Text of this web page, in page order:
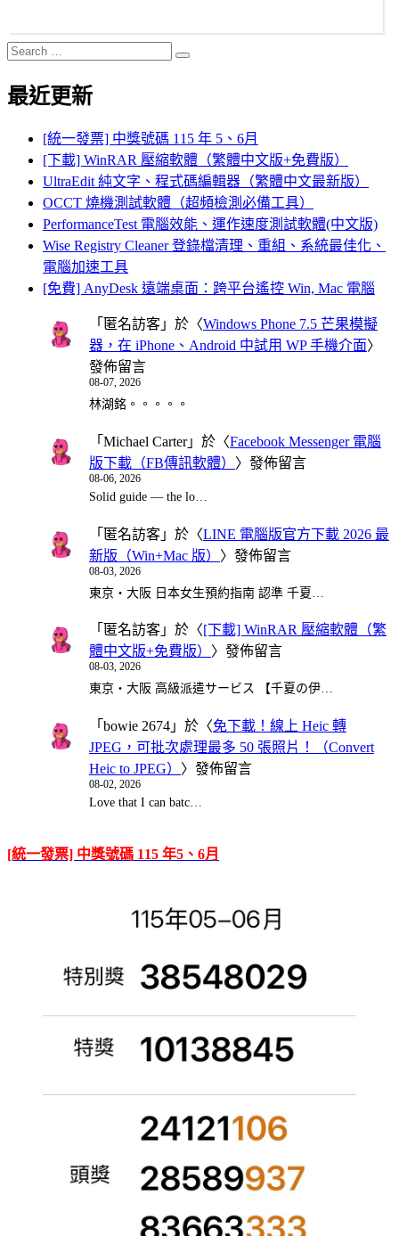
Search
for:
Search
最近更新
[統一發票] 中獎號碼 115 年 5、6月
[下載] WinRAR 壓縮軟體（繁體中文版+免費版）
UltraEdit 純文字、程式碼編輯器（繁體中文最新版）
OCCT 燒機測試軟體（超頻檢測必備工具）
PerformanceTest 電腦效能、運作速度測試軟體(中文版)
Wise Registry Cleaner 登錄檔清理、重組、系統最佳化、
電腦加速工具
[免費] AnyDesk 遠端桌面：跨平台遙控 Win, Mac 電腦
「 匿名訪客 」於〈Windows Phone 7.5 芒果模擬
器，在 iPhone、Android 中試用 WP 手機介面〉
發佈留言
08-07, 2026
林湖銘。。。。。
「 Michael Carter」於〈Facebook Messenger 電腦
版下載（FB傳訊軟體） 〉發佈留言
08-06, 2026
Solid guide — the lo…
「 匿名訪客 」於〈LINE 電腦版官方下載 2026 最
新版（Win+Mac 版） 〉發佈留言
08-03, 2026
東京・大阪 日本女生預約指南 認準 千夏…
「 匿名訪客 」於〈[下載] WinRAR 壓縮軟體（繁
體中文版+免費版） 〉發佈留言
08-03, 2026
東京・大阪 高級派遣サービス 【千夏の伊…
「 bowie 2674 」於〈免下載！線上 Heic 轉
JPEG，可批次處理最多 50 張照片！（Convert
Heic to JPEG） 〉發佈留言
08-02, 2026
Love that I can batc…
[統一發票] 中獎號碼 115 年5、6月